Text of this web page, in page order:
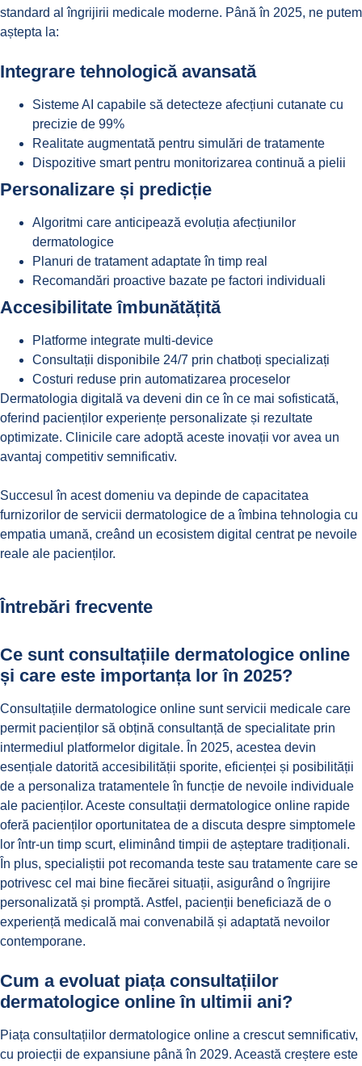
standard al îngrijirii medicale moderne. Până în 2025, ne putem
aștepta la:
Integrare tehnologică avansată
Sisteme AI capabile să detecteze afecțiuni cutanate cu
precizie de 99%
Realitate augmentată pentru simulări de tratamente
Dispozitive smart pentru monitorizarea continuă a pielii
Personalizare și predicție
Algoritmi care anticipează evoluția afecțiunilor
dermatologice
Planuri de tratament adaptate în timp real
Recomandări proactive bazate pe factori individuali
Accesibilitate îmbunătățită
Platforme integrate multi-device
Consultații disponibile 24/7 prin chatboți specializați
Costuri reduse prin automatizarea proceselor
Dermatologia digitală va deveni din ce în ce mai sofisticată,
oferind pacienților experiențe personalizate și rezultate
optimizate. Clinicile care adoptă aceste inovații vor avea un
avantaj competitiv semnificativ.
Succesul în acest domeniu va depinde de capacitatea
furnizorilor de servicii dermatologice de a îmbina tehnologia cu
empatia umană, creând un ecosistem digital centrat pe nevoile
reale ale pacienților.
Întrebări frecvente
Ce sunt consultațiile dermatologice online
și care este importanța lor în 2025?
Consultațiile dermatologice online sunt servicii medicale care
permit pacienților să obțină consultanță de specialitate prin
intermediul platformelor digitale. În 2025, acestea devin
esențiale datorită accesibilității sporite, eficienței și posibilității
de a personaliza tratamentele în funcție de nevoile individuale
ale pacienților. Aceste consultații dermatologice online rapide
oferă pacienților oportunitatea de a discuta despre simptomele
lor într-un timp scurt, eliminând timpii de așteptare tradiționali.
În plus, specialiștii pot recomanda teste sau tratamente care se
potrivesc cel mai bine fiecărei situații, asigurând o îngrijire
personalizată și promptă. Astfel, pacienții beneficiază de o
experiență medicală mai convenabilă și adaptată nevoilor
contemporane.
Cum a evoluat piața consultațiilor
dermatologice online în ultimii ani?
Piața consultațiilor dermatologice online a crescut semnificativ,
cu proiecții de expansiune până în 2029. Această creștere este